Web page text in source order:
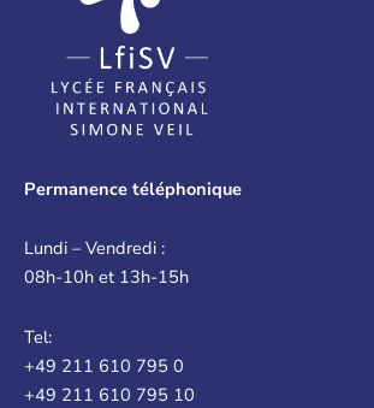
Permanence téléphonique
Lundi – Vendredi :
08h-10h et 13h-15h
Tel:
+49 211 610 795 0
+49 211 610 795 10